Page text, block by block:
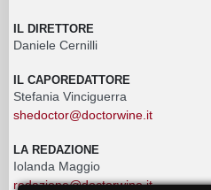
IL DIRETTORE
Daniele Cernilli
IL CAPOREDATTORE
Stefania Vinciguerra
shedoctor@doctorwine.it
LA REDAZIONE
Iolanda Maggio
redazione@doctorwine.it